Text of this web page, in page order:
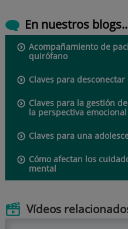
En nuestros
Acompañamiento de
quirófano
Claves para
Claves para la gestión
la perspectiva emocional
Claves para una
Cómo afectan los
mental
Vídeos